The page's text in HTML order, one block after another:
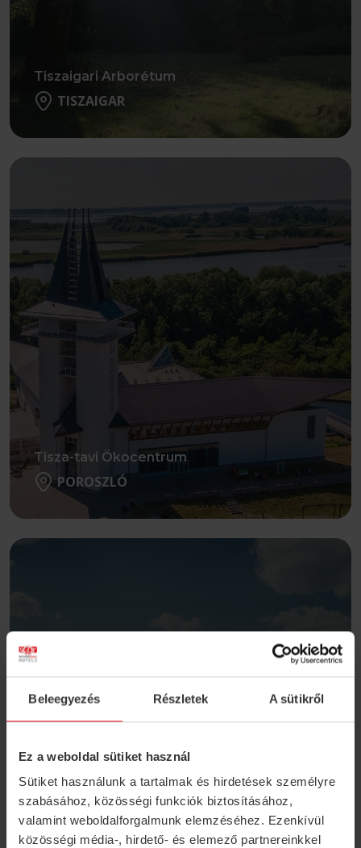
Beleegyezés Részletek A sütikről
Ez a weboldal sütiket használ
Sütiket használunk a tartalmak és hirdetések személyre
szabásához, közösségi funkciók biztosításához,
valamint weboldalforgalmunk elemzéséhez. Ezenkívül
közösségi média-, hirdető- és elemező partnereinkkel
Tiszaigari Arborétum
TISZAIGAR
Tisza-tavi Ökocentrum
POROSZLÓ
TulipGarden